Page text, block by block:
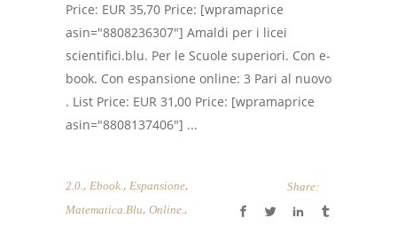
Price: EUR 35,70 Price: [wpramaprice
asin="8808236307"] Amaldi per i licei
scientifici.blu. Per le Scuole superiori. Con e-
book. Con espansione online: 3 Pari al nuovo
. List Price: EUR 31,00 Price: [wpramaprice
asin="8808137406"] ...
2.0., Ebook., Espansione,
Matematica.Blu, Online.,
Share: